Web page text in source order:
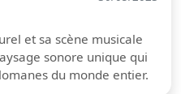
et sa scène musicale
sonore unique qui
du monde entier.